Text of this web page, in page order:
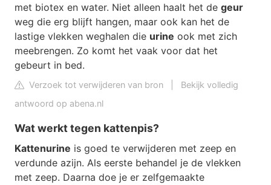
met biotex en water. Niet alleen haalt het de geur
weg die erg blijft hangen, maar ook kan het de
lastige vlekken weghalen die urine ook met zich
meebrengen. Zo komt het vaak voor dat het
gebeurt in bed.
Verzoek tot verwijderen van bron
Bekijk volledig
antwoord op abena.nl
Wat werkt tegen kattenpis?
Kattenurine is goed te verwijderen met zeep en
verdunde azijn. Als eerste behandel je de vlekken
met zeep. Daarna doe je er zelfgemaakte